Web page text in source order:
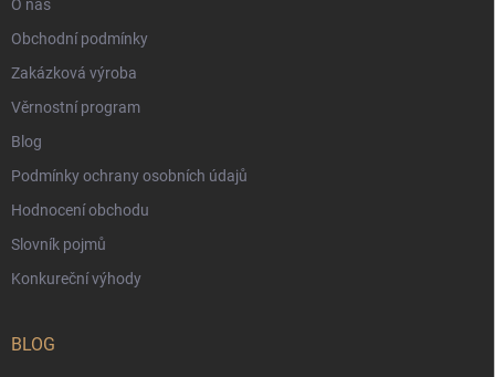
O nás
Obchodní podmínky
Zakázková výroba
Věrnostní program
Blog
Podmínky ochrany osobních údajů
Hodnocení obchodu
Slovník pojmů
Konkureční výhody
BLOG